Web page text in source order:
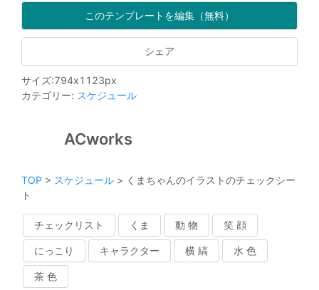
このテンプレートを編集（無料）
シェア
サイズ:794x1123px
カテゴリー: スケジュール
ACworks
TOP > スケジュール > くまちゃんのイラストのチェックシー
ト
チェックリスト くま 動 物 笑 顔
にっこり キャラクター 横 縞 水 色
茶 色